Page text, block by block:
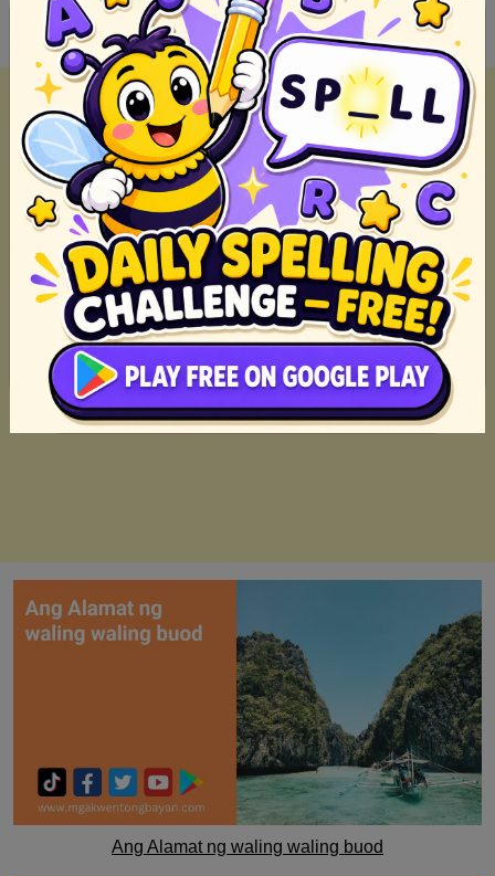
1 2 Next »
Ang Alamat ng waling waling buod